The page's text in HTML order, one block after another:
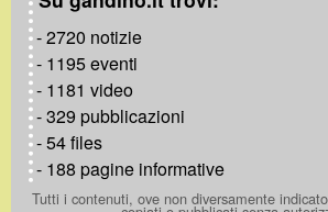
- 2720 notizie
- 1195 eventi
- 1181 video
- 329 pubblicazioni
- 54 files
- 188 pagine informative
Tutti i contenuti, ove non diversamente